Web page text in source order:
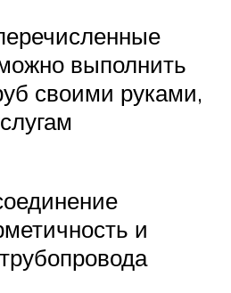
выполнить
своими руками,
и